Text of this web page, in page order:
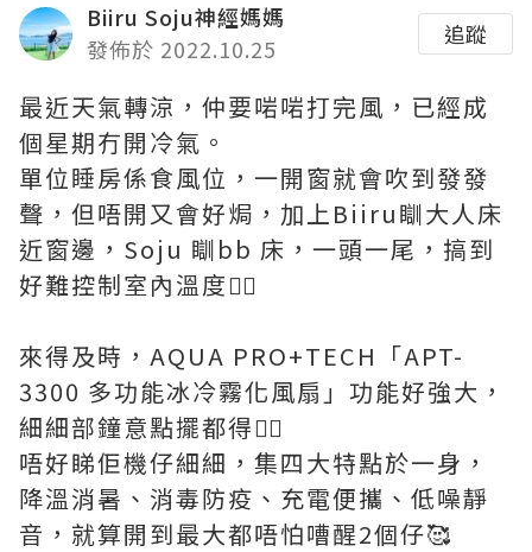
Biiru Soju神經媽媽
發佈於 2022.10.25
追蹤
最近天氣轉涼，仲要啱啱打完風，已經成
個星期冇開冷氣。
單位睡房係食風位，一開窗就會吹到發發
聲，但唔開又會好焗，加上Biiru瞓大人床
近窗邊，Soju 瞓bb 床，一頭一尾，搞到
好難控制室內溫度😮‍💨
來得及時，AQUA PRO+TECH「APT-
3300 多功能冰冷霧化風扇」功能好強大，
細細部鐘意點擺都得👍🏻
唔好睇佢機仔細細，集四大特點於一身，
降溫消暑、消毒防疫、充電便攜、低噪靜
音，就算開到最大都唔怕嘈醒2個仔🥰